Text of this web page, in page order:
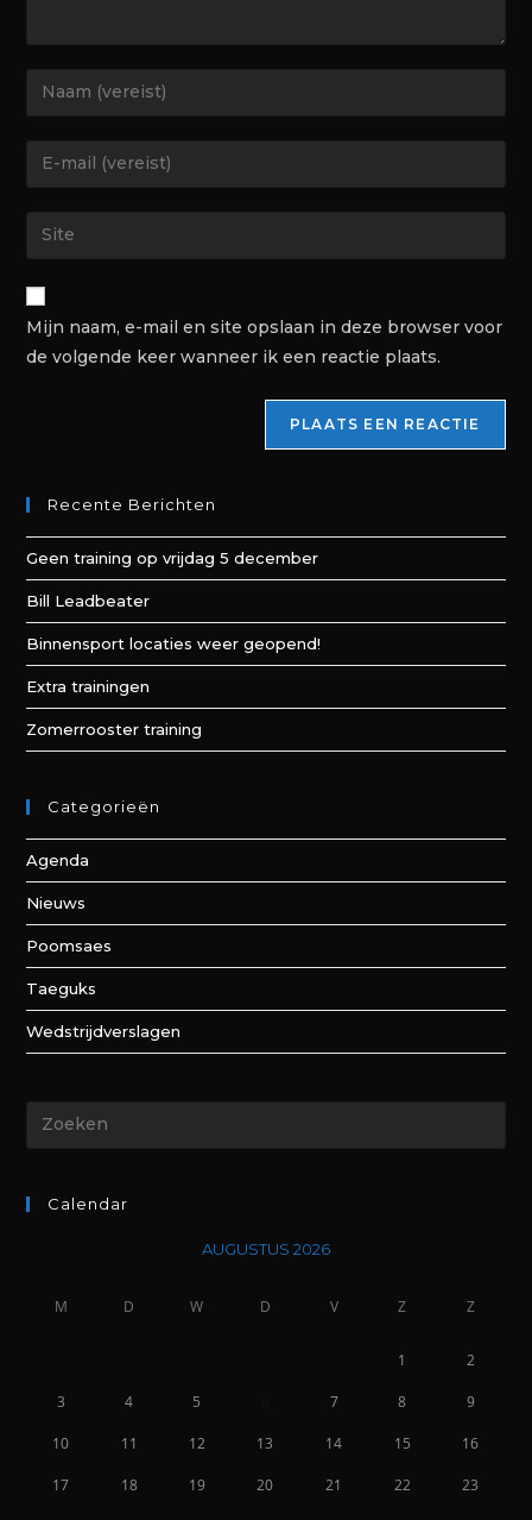
Mijn naam, e-mail en site opslaan in deze browser voor
de volgende keer wanneer ik een reactie plaats.
Recente Berichten
Geen training op vrijdag 5 december
Bill Leadbeater
Binnensport locaties weer geopend!
Extra trainingen
Zomerrooster training
Categorieën
Agenda
Nieuws
Poomsaes
Taeguks
Wedstrijdverslagen
Calendar
AUGUSTUS 2026
M D W D V Z Z
1 2
3 4 5 7 8 9
10 11 12 13 14 15 16
17 18 19 20 21 22 23